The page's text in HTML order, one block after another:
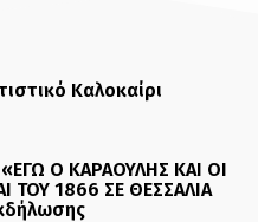
Καλοκαίρι
Ο ΚΑΡΑΟΥΛΗΣ ΚΑΙ ΟΙ
ΤΟΥ 1866 ΣΕ ΘΕΣΣΑΛΙΑ